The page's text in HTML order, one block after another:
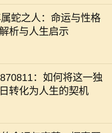
蛇之人：命运与性格
析与人生启示
份的标识，更是与命运、性
的一种符号。2013年是蛇
的人往往被认为是智慧与敏
：如何将这一独
转化为人生的契机
化中，出生日期常常被用作
的重要依据。1987年8月11
人士，有着独特的命格，这
着性格、人际关系，还有潜
一个重要的历史节点，它标
社会在工业化、科学和文化